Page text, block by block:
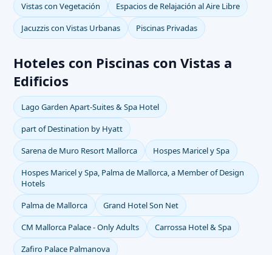
Vistas con Vegetación
Espacios de Relajación al Aire Libre
Jacuzzis con Vistas Urbanas
Piscinas Privadas
Hoteles con Piscinas con Vistas a
Edificios
Lago Garden Apart-Suites & Spa Hotel
part of Destination by Hyatt
Sarena de Muro Resort Mallorca
Hospes Maricel y Spa
Hospes Maricel y Spa, Palma de Mallorca, a Member of Design
Hotels
Palma de Mallorca
Grand Hotel Son Net
CM Mallorca Palace - Only Adults
Carrossa Hotel & Spa
Zafiro Palace Palmanova